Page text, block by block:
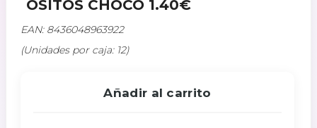
OSITOS CHOCO 1.40€
EAN: 8436048963922
(Unidades por caja: 12)
Añadir al carrito